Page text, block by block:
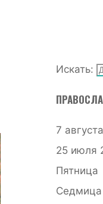
Искать:
7
25 июля
Пятница
Седмица